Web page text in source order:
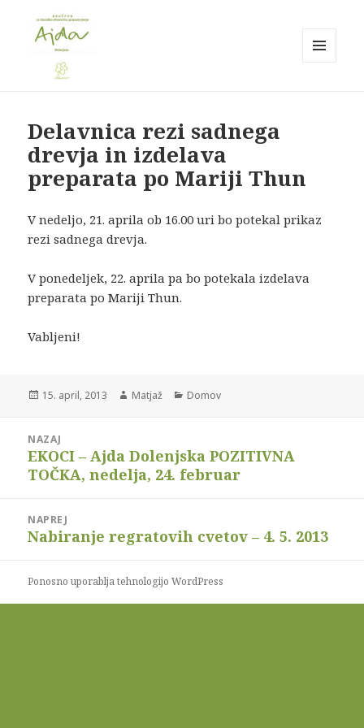
Delavnica rezi sadnega
drevja in izdelava
preparata po Mariji Thun
V nedeljo, 21. aprila ob 16.00 uri bo potekal prikaz
rezi sadnega drevja.
V ponedeljek, 22. aprila pa bo potekala izdelava
preparata po Mariji Thun.
Vabljeni!
Objavljeno
15. april, 2013 Avtor
Matjaž Kategorije
Domov
prispevka
NAZAJ
Prejšnji
prispevek:
EKOCI – Ajda Dolenjska POZITIVNA
TOČKA, nedelja, 24. februar
NAPREJ
Naslednji
Nabiranje regratovih cvetov – 4. 5. 2013
Ponosno uporablja tehnologijo WordPress